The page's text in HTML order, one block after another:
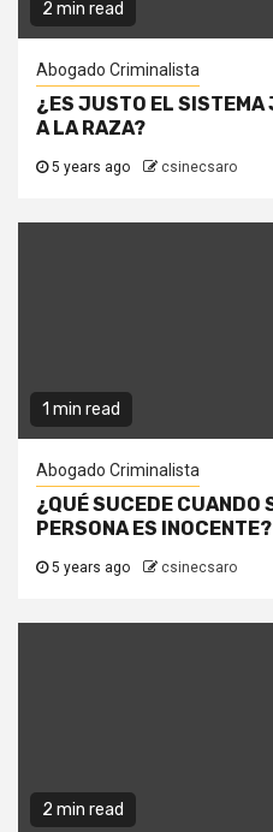
2 min read
Abogado Criminalista
¿ES JUSTO EL SISTEMA
A LA RAZA?
5 years ago csinecsaro
1 min read
Abogado Criminalista
¿QUÉ SUCEDE CUANDO
PERSONA ES INOCENTE?
5 years ago csinecsaro
2 min read